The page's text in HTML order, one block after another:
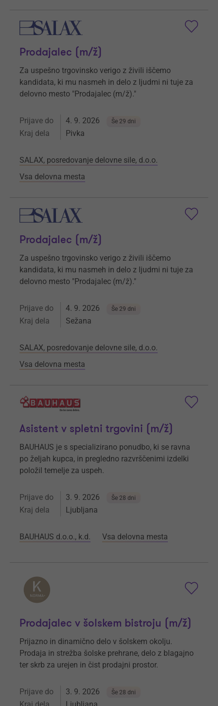
Prodajalec (m/ž)
Za uspešno trgovinsko verigo z živili iščemo
kandidata, ki mu nasmeh in delo z ljudmi ni tuje za
delovno mesto "Prodajalec (m/ž)."
Prijave do 4. 9. 2026 Še 29 dni
Kraj dela Pivka
SALAX, posredovanje delovne sile, d.o.o.
Vsa delovna mesta
Prodajalec (m/ž)
Za uspešno trgovinsko verigo z živili iščemo
kandidata, ki mu nasmeh in delo z ljudmi ni tuje za
delovno mesto "Prodajalec (m/ž)."
Prijave do 4. 9. 2026 Še 29 dni
Kraj dela Sežana
SALAX, posredovanje delovne sile, d.o.o.
Vsa delovna mesta
Asistent v spletni trgovini (m/ž)
BAUHAUS je s specializirano ponudbo, ki se ravna
po željah kupca, in pregledno razvrščenimi izdelki
položil temelje za uspeh.
Prijave do 3. 9. 2026 Še 28 dni
Kraj dela Ljubljana
BAUHAUS d.o.o., k.d. Vsa delovna mesta
Prodajalec v šolskem bistroju (m/ž)
Prijazno in dinamično delo v šolskem okolju.
Prodaja in strežba šolske prehrane, delo z blagajno
ter skrb za urejen in čist prodajni prostor.
Prijave do 3. 9. 2026 Še 28 dni
Kraj dela Ljubljana